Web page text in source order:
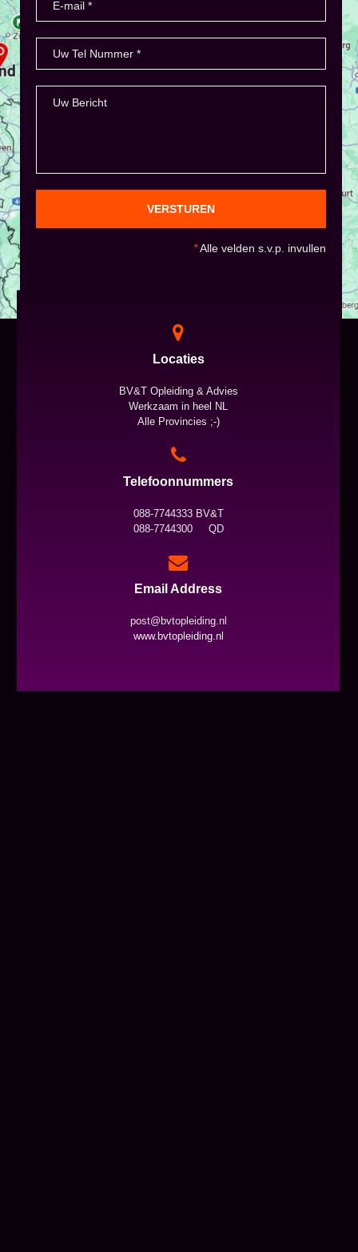
VERSTUREN
*Alle velden s.v.p. invullen
Locaties
BV&T Opleiding & Advies
Werkzaam in heel NL
Alle Provincies ;-)
Telefoonnummers
088-7744333 BV&T
088-7744300 QD
Email Address
post@bvtopleiding.nl
www.bvtopleiding.nl